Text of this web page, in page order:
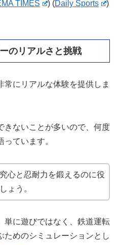
TIMES )(Daily Sports )​
のリアルさと挑戦
常にリアルな体験を提供しま
きないことが多いので、何度
ています。
心と忍耐力を鍛えるのに役
ょう。
単に遊びではなく、鉄道運転
ためのシミュレーションとし